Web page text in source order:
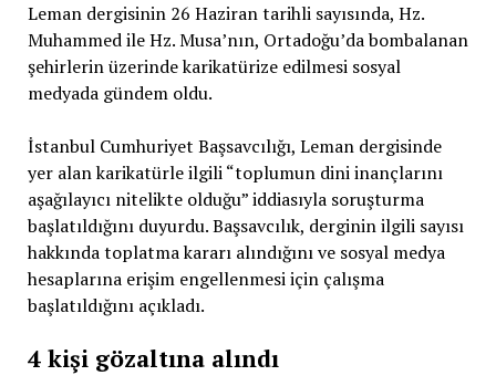
Leman dergisinin 26 Haziran tarihli sayısında, Hz.
Muhammed ile Hz. Musa’nın, Ortadoğu’da bombalanan
şehirlerin üzerinde karikatürize edilmesi sosyal
medyada gündem oldu.
İstanbul Cumhuriyet Başsavcılığı, Leman dergisinde
yer alan karikatürle ilgili “toplumun dini inançlarını
aşağılayıcı nitelikte olduğu” iddiasıyla soruşturma
başlatıldığını duyurdu. Başsavcılık, derginin ilgili sayısı
hakkında toplatma kararı alındığını ve sosyal medya
hesaplarına erişim engellenmesi için çalışma
başlatıldığını açıkladı.
4 kişi gözaltına alındı